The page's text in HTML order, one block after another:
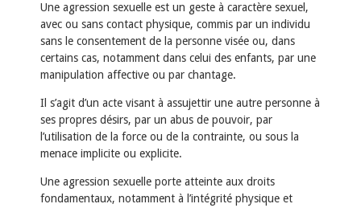
Une agression sexuelle est un geste à caractère sexuel,
avec ou sans contact physique, commis par un individu
sans le consentement de la personne visée ou, dans
certains cas, notamment dans celui des enfants, par une
manipulation affective ou par chantage.
Il s’agit d’un acte visant à assujettir une autre personne à
ses propres désirs, par un abus de pouvoir, par
l’utilisation de la force ou de la contrainte, ou sous la
menace implicite ou explicite.
Une agression sexuelle porte atteinte aux droits
fondamentaux, notamment à l’intégrité physique et